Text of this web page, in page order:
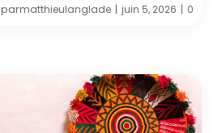
parmatthieulanglade | juin 5, 2026 | 0